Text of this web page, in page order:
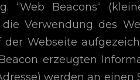
“Web Beacons“
Verwendung des
Webseite
erzeugten
werden an einen